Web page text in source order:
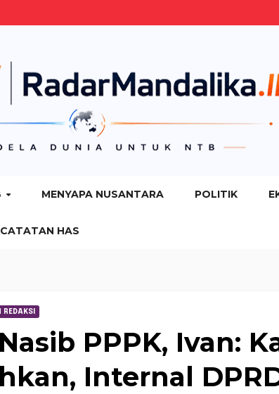
MENYAPA NUSANTARA POLITIK
CATATAN HAS
REDAKSI
PPPK, Ivan:
Internal